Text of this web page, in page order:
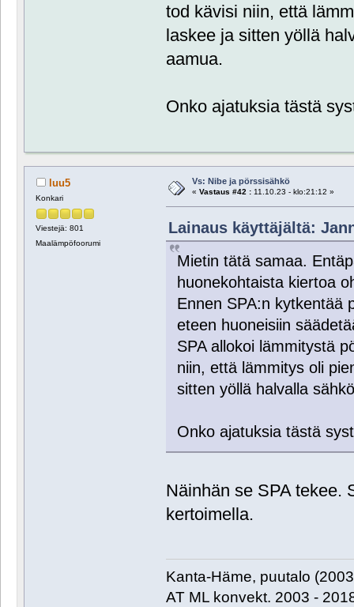
tod kävisi niin, että
laskee ja sitten yöllä
aamua.
Onko ajatuksia tästä
luu5
Konkari
Viestejä: 801
Maalämpöfoorumi
Vs: Nibe ja pörssisähkö
« Vastaus #42 :11.10.23 - klo:21:12 »
Lainaus käyttäjältä:
Mietin tätä samaa.
huonekohtaista kiertoa
Ennen SPA:n kytkentää
eteen huoneisiin
SPA allokoi lämmitystä
niin, että lämmitys oli
sitten yöllä halvalla
Onko ajatuksia tästä
Näinhän se SPA tekee.
kertoimella.
Kanta-Häme, puutalo
AT ML konvekt. 2003 -